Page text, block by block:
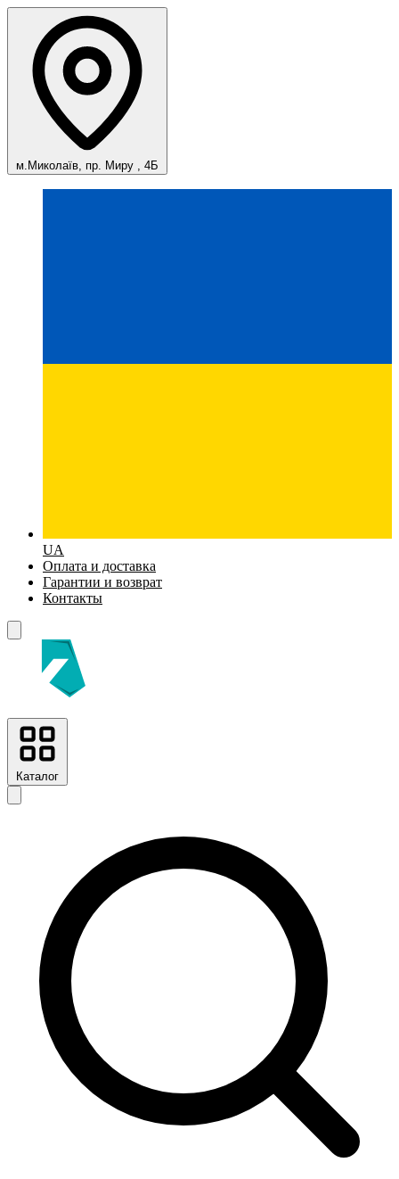
м.Миколаїв, пр. Миру , 4Б
UA
Оплата и доставка
Гарантии и возврат
Контакты
Каталог